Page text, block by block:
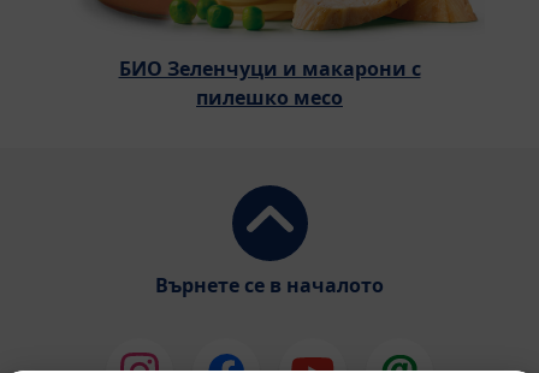
БИО Зеленчуци и макарони с
пилешко месо
Върнете се в началото